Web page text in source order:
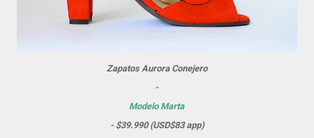
Zapatos Aurora Conejero
-
Modelo Marta
- $39.990 (USD$83 app)